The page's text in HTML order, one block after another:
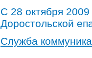
С 28 октября
Доростольской
Служба